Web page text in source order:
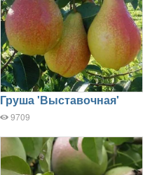
Груша 'Выставочная'
9709